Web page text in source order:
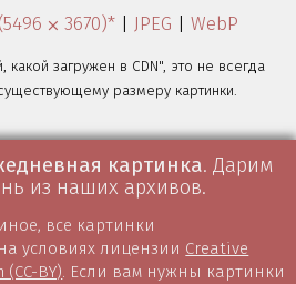
⨉ 3670)* | JPEG | WebP
какой загружен в CDN", это не всегда
размеру картинки.
картинка. Дарим
из наших архивов.
все картинки
условиях лицензии Creative
BY). Если вам нужны картинки